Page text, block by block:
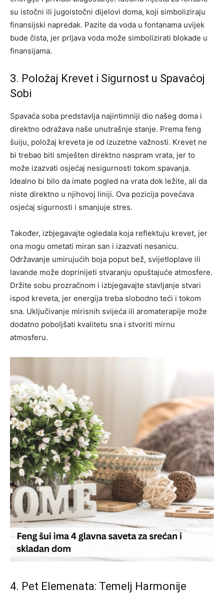
su istočni ili jugoistočni dijelovi doma, koji simboliziraju
finansijski napredak. Pazite da voda u fontanama uvijek
bude čista, jer prljava voda može simbolizirati blokade u
finansijama.
3. Položaj Krevet i Sigurnost u Spavaćoj
Sobi
Spavaća soba predstavlja najintimniji dio našeg doma i
direktno odražava naše unutrašnje stanje. Prema feng
šuiju, položaj kreveta je od izuzetne važnosti. Krevet ne
bi trebao biti smješten direktno naspram vrata, jer to
može izazvati osjećaj nesigurnosti tokom spavanja.
Idealno bi bilo da imate pogled na vrata dok ležite, ali da
niste direktno u njihovoj liniji. Ova pozicija povećava
osjećaj sigurnosti i smanjuje stres.
Također, izbjegavajte ogledala koja reflektuju krevet, jer
ona mogu ometati miran san i izazvati nesanicu.
Održavanje umirujućih boja poput bež, svijetloplave ili
lavande može doprinijeti stvaranju opuštajuće atmosfere.
Držite sobu prozračnom i izbjegavajte stavljanje stvari
ispod kreveta, jer energija treba slobodno teći i tokom
sna. Uključivanje mirisnih svijeća ili aromaterapije može
dodatno poboljšati kvalitetu sna i stvoriti mirnu
atmosferu.
4. Pet Elemenata: Temelj Harmonije